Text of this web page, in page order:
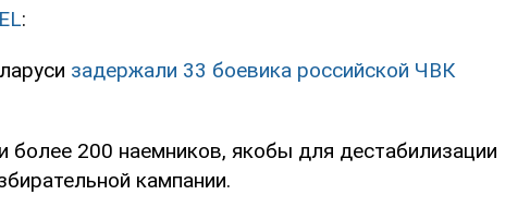
:
задержали 33 боевика российской ЧВК
более 200 наемников, якобы для дестабилизации
кампании.